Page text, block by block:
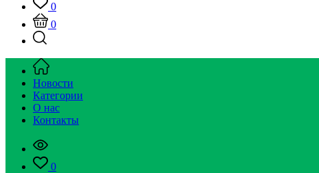
0
0
Новости
Категории
О нас
Контакты
0